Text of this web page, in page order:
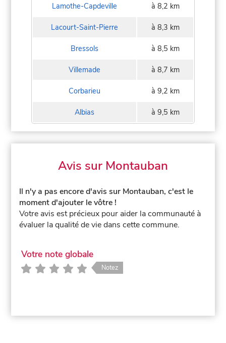
Lamothe-Capdeville à 8,2 km
Lacourt-Saint-Pierre à 8,3 km
Bressols à 8,5 km
Villemade à 8,7 km
Corbarieu à 9,2 km
Albias à 9,5 km
Avis sur Montauban
Il n'y a pas encore d'avis sur Montauban, c'est le
moment d'ajouter le vôtre !
Votre avis est précieux pour aider la communauté à
évaluer la qualité de vie dans cette commune.
Votre note globale
Notez